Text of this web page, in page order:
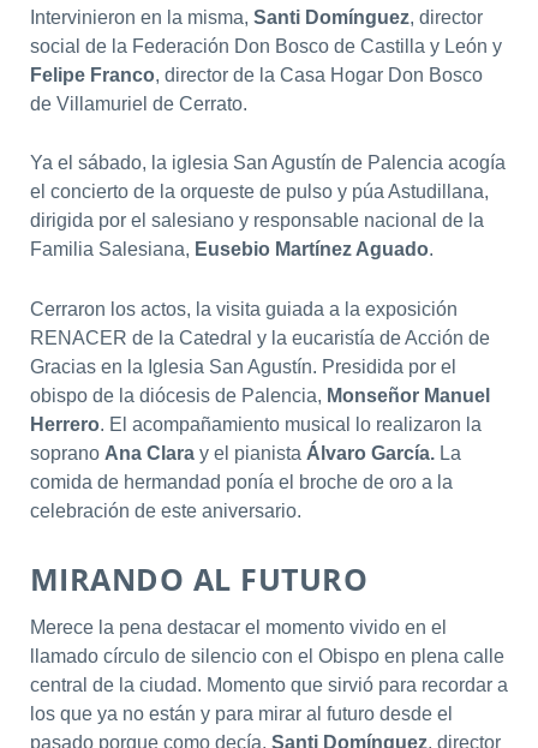
Intervinieron en la misma, Santi Domínguez, director
social de la Federación Don Bosco de Castilla y León y
Felipe Franco, director de la Casa Hogar Don Bosco
de Villamuriel de Cerrato.
Ya el sábado, la iglesia San Agustín de Palencia acogía
el concierto de la orqueste de pulso y púa Astudillana,
dirigida por el salesiano y responsable nacional de la
Familia Salesiana, Eusebio Martínez Aguado.
Cerraron los actos, la visita guiada a la exposición
RENACER de la Catedral y la eucaristía de Acción de
Gracias en la Iglesia San Agustín. Presidida por el
obispo de la diócesis de Palencia, Monseñor Manuel
Herrero. El acompañamiento musical lo realizaron la
soprano Ana Claray el pianista Álvaro García.La
comida de hermandad ponía el broche de oro a la
celebración de este aniversario.
MIRANDO AL FUTURO
Merece la pena destacar el momento vivido en el
llamado círculo de silencio con el Obispo en plena calle
central de la ciudad. Momento que sirvió para recordar a
los que ya no están y para mirar al futuro desde el
pasado porque como decía, Santi Domínguez, director